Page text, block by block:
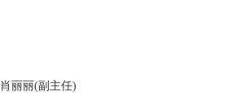
肖丽丽(副主任)